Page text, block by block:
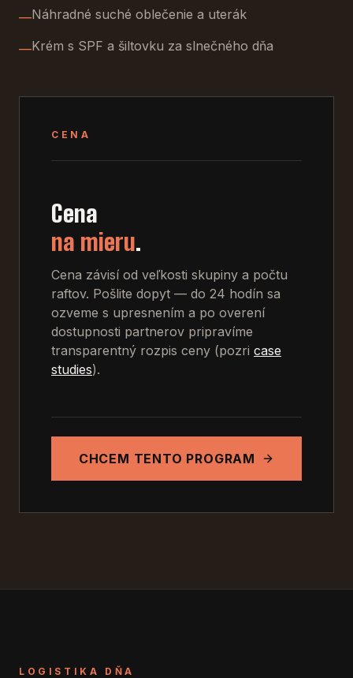
—Náhradné suché oblečenie a uterák
—Krém s SPF a šiltovku za slnečného dňa
CENA
Cena
na mieru.
Cena závisí od veľkosti skupiny a počtu
raftov. Pošlite dopyt — do 24 hodín sa
ozveme s upresnením a po overení
dostupnosti partnerov pripravíme
transparentný rozpis ceny (pozri case
studies).
CHCEM TENTO PROGRAM
LOGISTIKA DŇA